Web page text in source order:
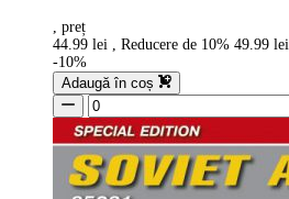
, preț
44.99 lei
, Reducere de 10% 49.99 lei
-10%
Adaugă în coș